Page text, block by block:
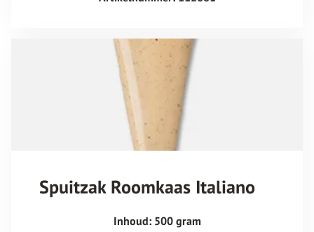
Spuitzak Roomkaas Italiano
Inhoud: 500 gram